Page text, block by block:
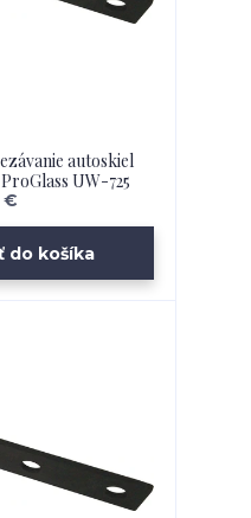
autoskiel
UW-725
€
do košíka